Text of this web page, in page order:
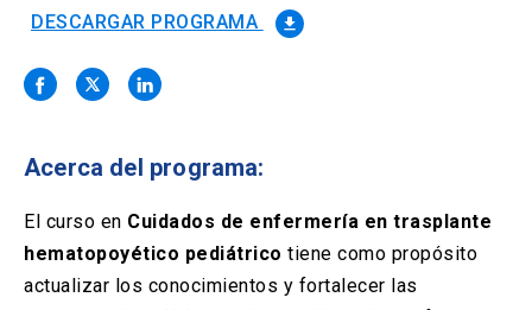
Solicitud Certificados(El
enlace
nueva
Portal Empresas(El
enlace
en
nueva
pestaña)
enlace
se
abre
una
nueva
Biblioteca launch
enlace
Mi Portal UC launch
enlace
DESCARGAR PROGRAMA file_download
Acerca del programa:
El curso en Cuidados de enfermería en trasplante
hematopoyético pediátrico tiene como propósito
actualizar los conocimientos y fortalecer las